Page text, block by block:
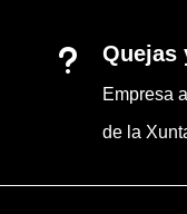
u Quejas
Empresa
de la